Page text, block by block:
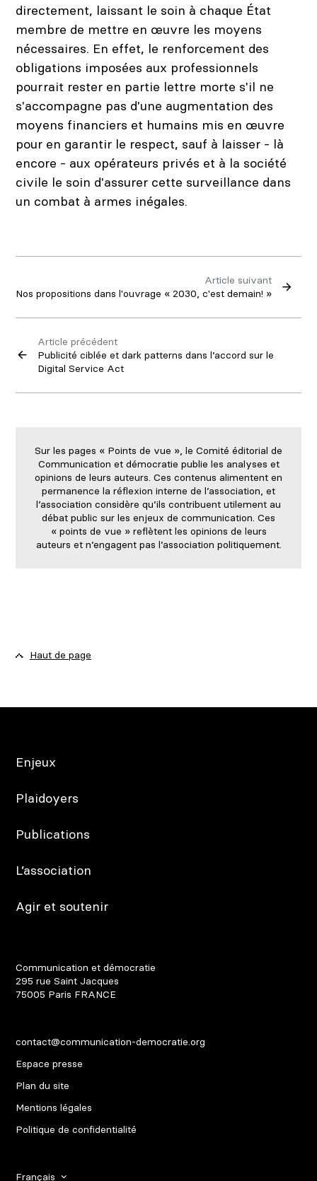
directement, laissant le soin à chaque État
membre de mettre en œuvre les moyens
nécessaires. En effet, le renforcement des
obligations imposées aux professionnels
pourrait rester en partie lettre morte s'il ne
s'accompagne pas d'une augmentation des
moyens financiers et humains mis en œuvre
pour en garantir le respect, sauf à laisser - là
encore - aux opérateurs privés et à la société
civile le soin d'assurer cette surveillance dans
un combat à armes inégales.
Article précédent
Publicité ciblée et dark patterns dans l’accord sur le
Digital Service Act
Article suivant
Nos propositions dans l'ouvrage « 2030, c'est demain! »
Sur les pages « Points de vue », le Comité éditorial de
Communication et démocratie publie les analyses et
opinions de leurs auteurs. Ces contenus alimentent en
permanence la réflexion interne de l’association, et
l’association considère qu’ils contribuent utilement au
débat public sur les enjeux de communication. Ces
« points de vue » reflètent les opinions de leurs
auteurs et n’engagent pas l’association politiquement.
Haut de page
Enjeux
Plaidoyers
Publications
L’association
Agir et soutenir
Communication et démocratie
295 rue Saint Jacques
75005 Paris FRANCE
contact@communication-democratie.org
Espace presse
Plan du site
Mentions légales
Politique de confidentialité
Français